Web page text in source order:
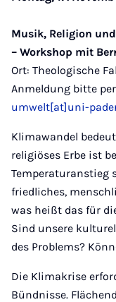
Musik, Religion
– Workshop mit
Ort: Theologische
Anmeldung bitte
umwelt[at]uni-
Klimawandel
religiöses Erbe ist
Temperaturanstieg
friedliches,
was heißt das für
Sind unsere
des Problems?
Die Klimakrise
Bündnisse.